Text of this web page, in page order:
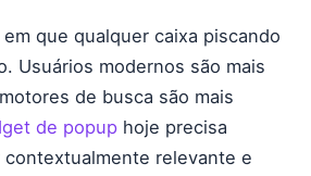
que qualquer caixa piscando
Usuários modernos são mais
de busca são mais
de popup hoje precisa
relevante e